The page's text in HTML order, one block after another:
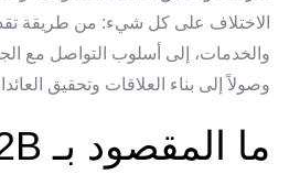
الاختلاف على كل شيء: من طريقة
والخدمات، إلى أسلوب التواصل مع
وصولاً إلى بناء العلاقات وتحقيق
ما المقصود بـ B2B؟